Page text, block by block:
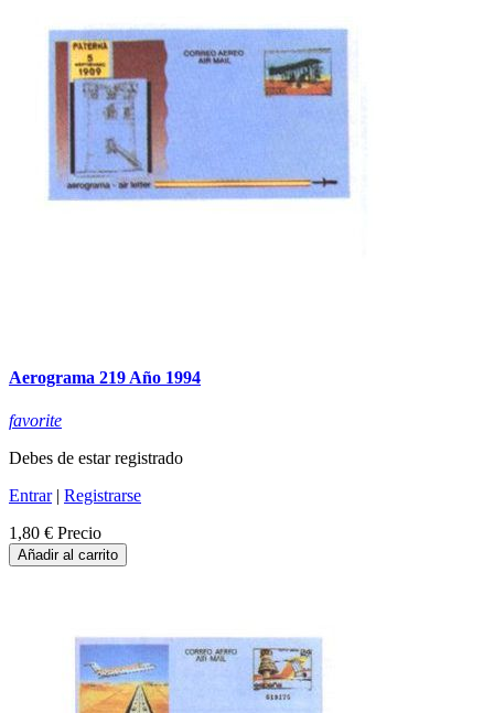
Aerograma 219 Año 1994
favorite
Debes de estar registrado
Entrar| Registrarse
1,80 € Precio
Añadir al carrito